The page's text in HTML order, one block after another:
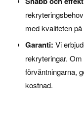
med kvaliteten
Garanti: Vi
rekryteringar.
förväntningarna,
kostnad.